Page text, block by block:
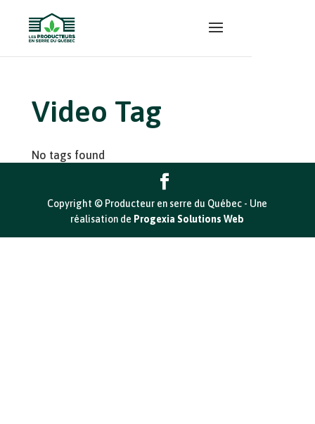
Video Tag
No tags found
Copyright © Producteur en serre du Québec - Une
réalisation de Progexia Solutions Web